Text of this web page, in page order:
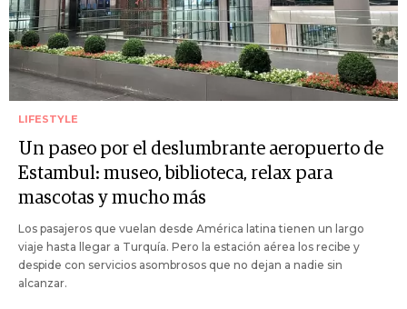
LIFESTYLE
Un paseo por el deslumbrante aeropuerto de
Estambul: museo, biblioteca, relax para
mascotas y mucho más
Los pasajeros que vuelan desde América latina tienen un largo
viaje hasta llegar a Turquía. Pero la estación aérea los recibe y
despide con servicios asombrosos que no dejan a nadie sin
alcanzar.